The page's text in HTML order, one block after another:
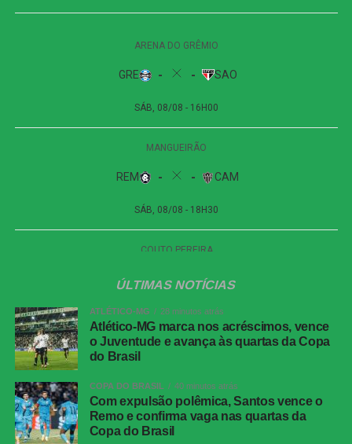
pouca efetividade ofensiva apresentada durante a
Próximos jogos
de ida das oitavas de final)
Data e horário:02.08 (domingo), às 19h30 (de
Athletico-PR x Vitória| Copa do Brasil (jogo de
Data e horário:03.08 (segunda-feira), às 21h (de
Brasília)
Local:
FICHA
TÉCNICA
ÚLTIMAS NOTÍCIAS
ATLÉTICO-MG 28 minutos atrás
Atlético-MG marca nos acréscimos, vence
o Juventude e avança às quartas da Copa
do Brasil
COPA DO BRASIL 40 minutos atrás
Com expulsão polêmica, Santos vence o
Remo e confirma vaga nas quartas da
Copa do Brasil